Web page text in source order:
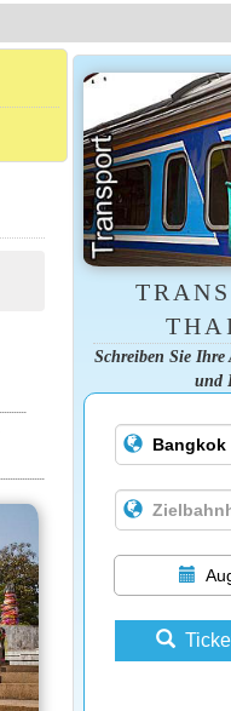
Schreiben Sie
und